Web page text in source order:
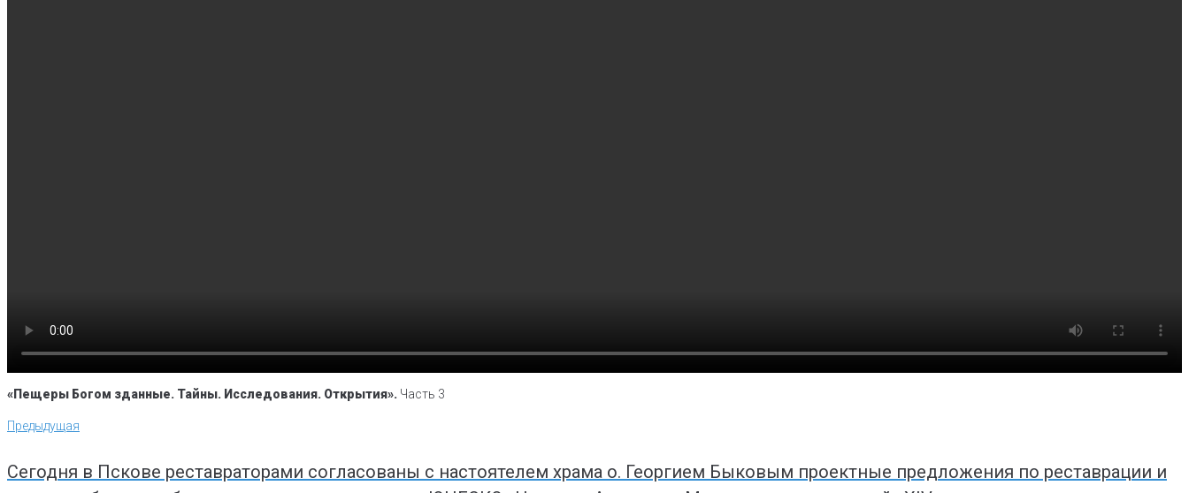
«Пещеры Богом зданные. Тайны. Исследования. Открытия». Часть 3
Навигация
записям
Предыдущая
Предыдущая
Сегодня в Пскове реставраторами согласованы с настоятелем храма о. Георгием Быковым проектные предложения по реставрации и